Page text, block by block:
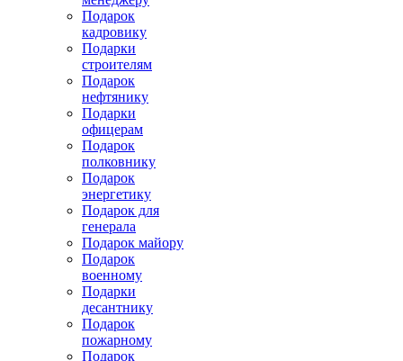
Подарок
кадровику
Подарки
строителям
Подарок
нефтянику
Подарки
офицерам
Подарок
полковнику
Подарок
энергетику
Подарок для
генерала
Подарок майору
Подарок
военному
Подарки
десантнику
Подарок
пожарному
Подарок